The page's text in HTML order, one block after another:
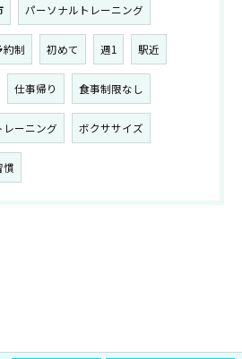
パーソナルトレーニング
約制 初めて 週1 駅近
仕事帰り 食事制限なし
レーニング ボクササイズ
慣